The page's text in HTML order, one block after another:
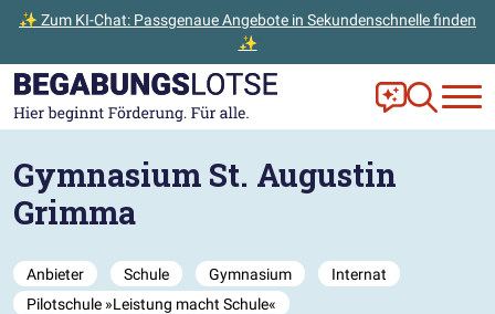
✨ Zum KI-Chat: Passgenaue Angebote in Sekundenschnelle finden
✨
Zum Hauptinhalt der Seite springen
Zur Startseite gehen Frag Ella!
Zur
Gymnasium St. Augustin
Grimma
Anbieter Schule Gymnasium
Internat
Pilotschule »Leistung macht Schule«